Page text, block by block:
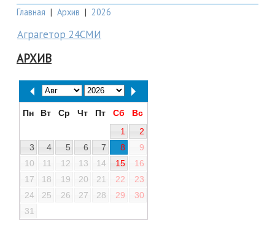
Главная | Архив | 2026
Аграгетор 24СМИ
АРХИВ
Пн Вт Ср Чт Пт Сб
Вс
1
2
3
4 5 6 7 8
9
10
11 12 13 14 15
16
17
18 19 20 21 22
23
24
25 26 27 28 29
30
31